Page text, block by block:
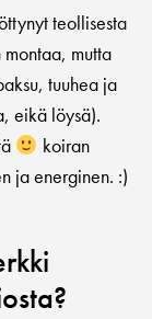
teollisesta
mutta
tuuhea ja
eikä löysä).
koiran
ja energinen. :)